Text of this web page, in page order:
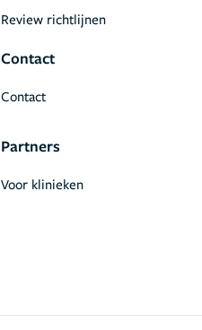
Review richtlijnen
Contact
Contact
Partners
Voor klinieken